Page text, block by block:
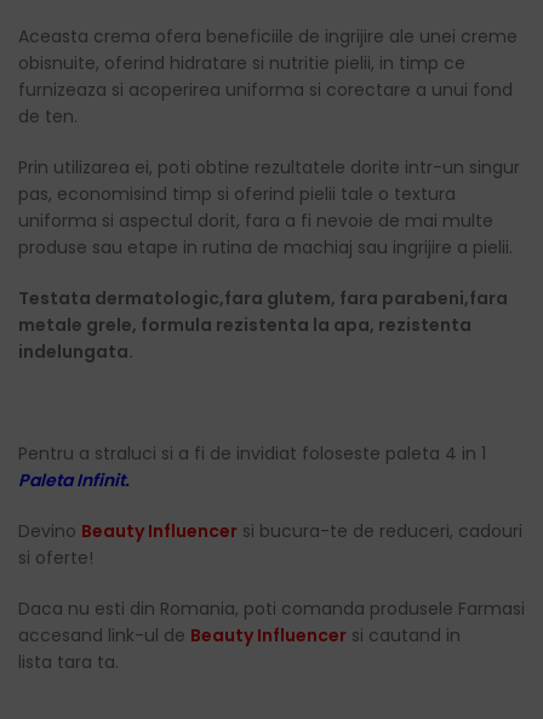
Aceasta crema ofera beneficiile de ingrijire ale unei creme
obisnuite, oferind hidratare si nutritie pielii, in timp ce
furnizeaza si acoperirea uniforma si corectare a unui fond
de ten.
Prin utilizarea ei, poti obtine rezultatele dorite intr-un singur
pas, economisind timp si oferind pielii tale o textura
uniforma si aspectul dorit, fara a fi nevoie de mai multe
produse sau etape in rutina de machiaj sau ingrijire a pielii.
Testata dermatologic,fara glutem, fara parabeni,fara
metale grele, formula rezistenta la apa, rezistenta
indelungata.
Pentru a straluci si a fi de invidiat foloseste paleta 4 in 1
Paleta Infinit.
Devino Beauty Influencer si bucura-te de reduceri, cadouri
si oferte!
Daca nu esti din Romania, poti comanda produsele Farmasi
accesand link-ul de Beauty Influencer si cautand in
lista tara ta.